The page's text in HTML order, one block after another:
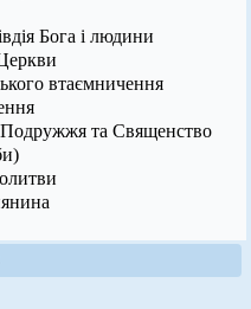
Бога і людини
втаємничення
Подружжя та Священство